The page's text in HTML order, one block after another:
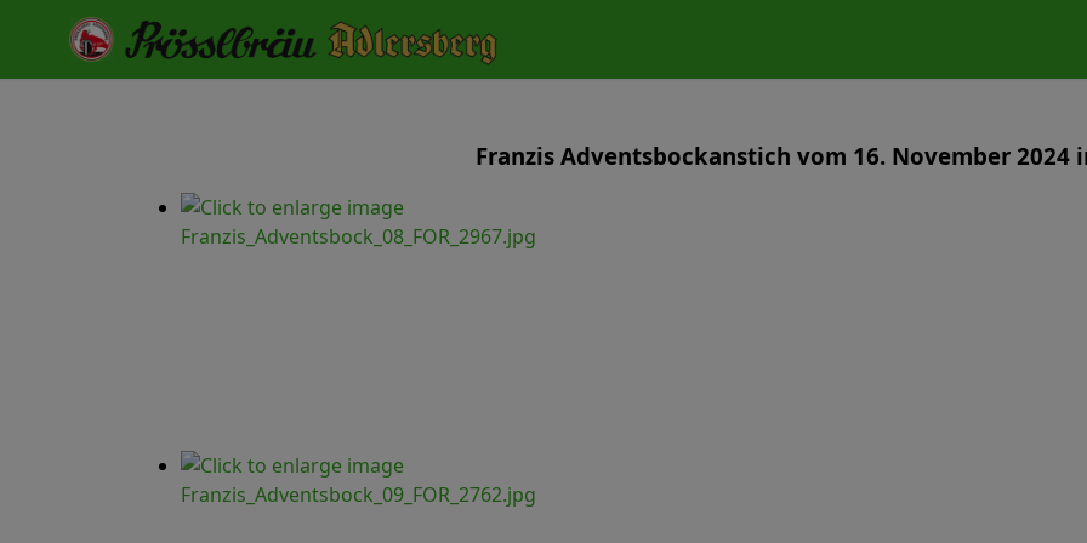
Franzis Adventsbockanstich vom 16. November 2024